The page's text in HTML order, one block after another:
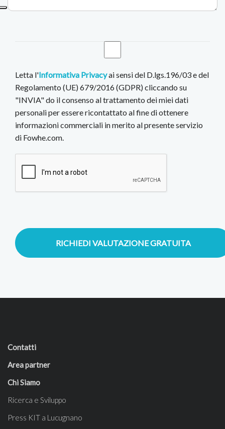
Letta l'Informativa Privacyai sensi del D.lgs.196/03 e del
Regolamento (UE) 679/2016 (GDPR) cliccando su
"INVIA" do il consenso al trattamento dei miei dati
personali per essere ricontattato al fine di ottenere
informazioni commerciali in merito al presente servizio
di Fowhe.com.
RICHIEDI VALUTAZIONE GRATUITA
Contatti
Area partner
Chi Siamo
Ricerca e Sviluppo
Press KIT a Lucugnano